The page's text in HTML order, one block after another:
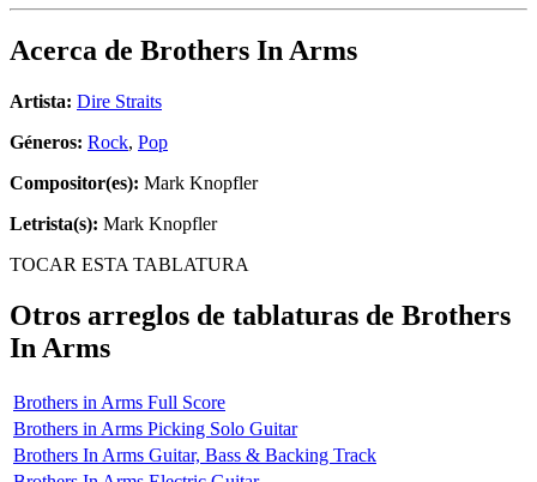
Acerca de Brothers In Arms
Artista: Dire Straits
Géneros: Rock, Pop
Compositor(es): Mark Knopfler
Letrista(s): Mark Knopfler
TOCAR ESTA TABLATURA
Otros arreglos de tablaturas de Brothers
In Arms
Brothers in Arms Full Score
Brothers in Arms Picking Solo Guitar
Brothers In Arms Guitar, Bass & Backing Track